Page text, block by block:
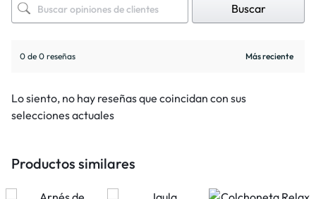
Buscar
0 de 0 reseñas
Lo siento, no hay reseñas que coincidan con sus
selecciones actuales
Productos similares